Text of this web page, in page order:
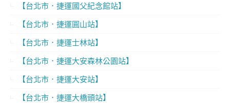
【台北市．捷運國父紀念館站】
【台北市．捷運圓山站】
【台北市．捷運士林站】
【台北市．捷運大安森林公園站】
【台北市．捷運大安站】
【台北市．捷運大橋頭站】